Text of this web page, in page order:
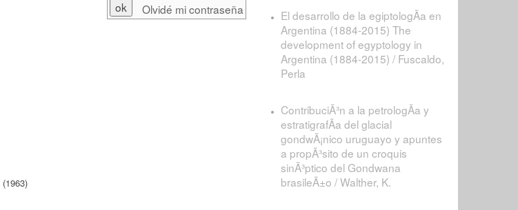
Olvidé mi contraseña
El desarrollo de la egiptologÃ­a en
Argentina (1884-2015) The
development of egyptology in
Argentina (1884-2015) / Fuscaldo,
Perla
ContribuciÃ³n a la petrologÃ­a y
estratigrafÃ­a del glacial
gondwÃ¡nico uruguayo y apuntes
a propÃ³sito de un croquis
sinÃ³ptico del Gondwana
brasileÃ±o / Walther, K.